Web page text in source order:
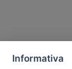
Informativa